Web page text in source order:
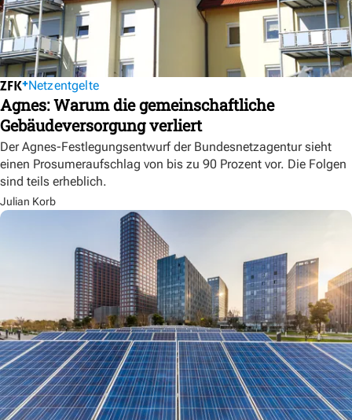
Netzentgelte
Agnes: Warum die gemeinschaftliche
Gebäudeversorgung verliert
Der Agnes-Festlegungsentwurf der Bundesnetzagentur sieht
einen Prosumeraufschlag von bis zu 90 Prozent vor. Die Folgen
sind teils erheblich.
Julian Korb